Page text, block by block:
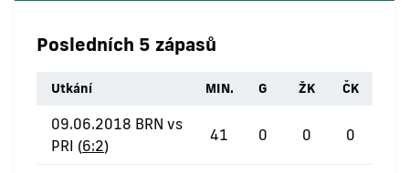
Posledních 5 zápasů
Utkání MIN. G ŽK ČK
09.06.2018 BRN vs
PRI (6:2)
41 0 0 0